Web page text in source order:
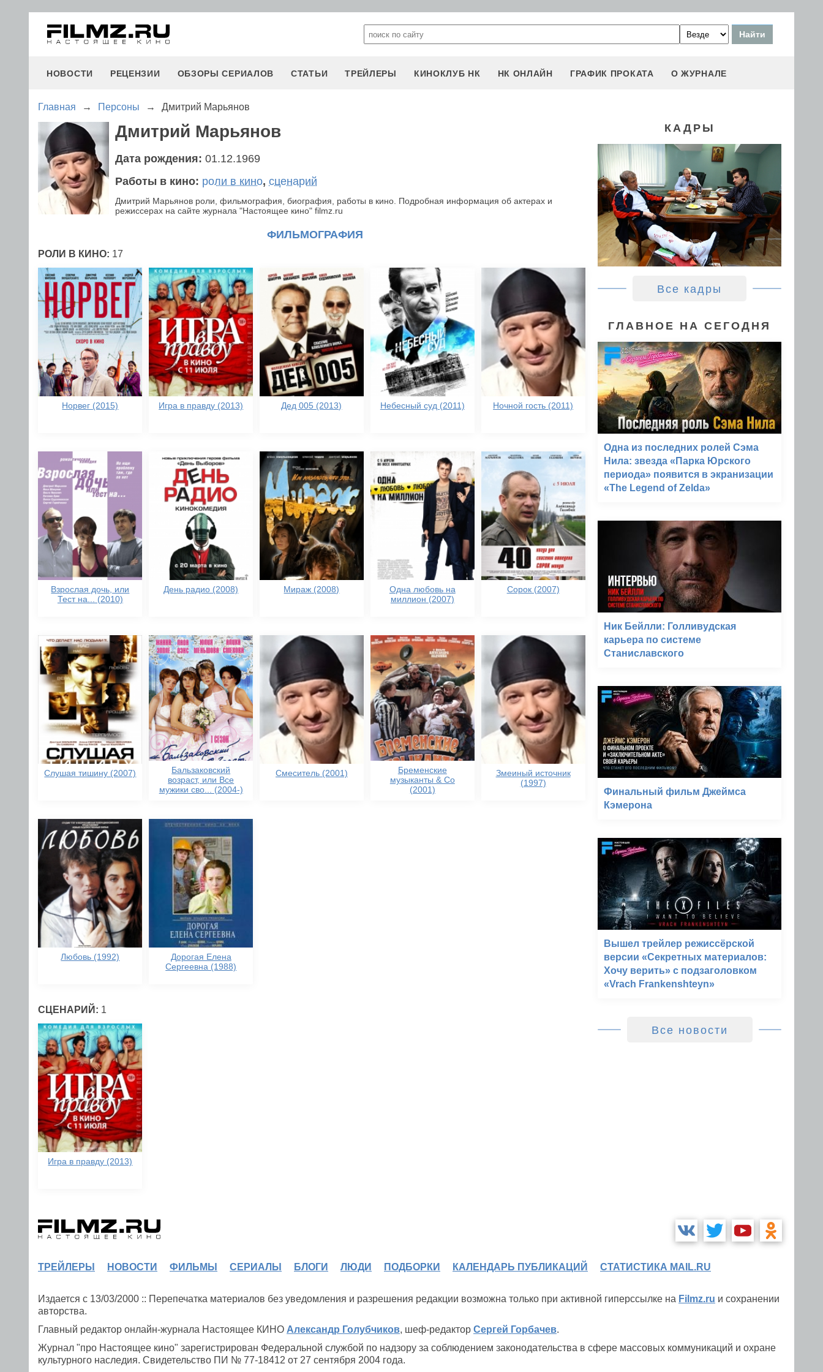
НОВОСТИ РЕЦЕНЗИИ ОБЗОРЫ СЕРИАЛОВ СТАТЬИ ТРЕЙЛЕРЫ КИНОКЛУБ НК НК ОНЛАЙН ГРАФИК ПРОКАТА О ЖУРНАЛЕ
Главная → Персоны → Дмитрий Марьянов
Дмитрий Марьянов
Дата рождения: 01.12.1969
Работы в кино: роли в кино, сценарий
Дмитрий Марьянов роли, фильмография, биография, работы в кино. Подробная информация об актерах и
режиссерах на сайте журнала "Настоящее кино" filmz.ru
ФИЛЬМОГРАФИЯ
РОЛИ В КИНО: 17
Норвег (2015) Игра в правду (2013) Дед 005 (2013) Небесный суд (2011) Ночной гость (2011)
Взрослая дочь, или
Тест на... (2010)
День радио (2008) Мираж (2008)
Одна любовь на
миллион (2007)
Сорок (2007)
Слушая тишину (2007)
Бальзаковский
возраст, или Все
мужики сво... (2004-)
Смеситель (2001)
Бременские
музыканты & Co
(2001)
Змеиный источник
(1997)
Любовь (1992)
Дорогая Елена
Сергеевна (1988)
СЦЕНАРИЙ: 1
Игра в правду (2013)
КАДРЫ
Все кадры
ГЛАВНОЕ НА СЕГОДНЯ
Одна из последних ролей Сэма
Нила: звезда «Парка Юрского
периода» появится в экранизации
«The Legend of Zelda»
Ник Бейлли: Голливудская
карьера по системе
Станиславского
Финальный фильм Джеймса
Кэмерона
Вышел трейлер режиссёрской
версии «Секретных материалов:
Хочу верить» с подзаголовком
«Vrach Frankenshteyn»
Все новости
ТРЕЙЛЕРЫ НОВОСТИ ФИЛЬМЫ СЕРИАЛЫ БЛОГИ ЛЮДИ ПОДБОРКИ КАЛЕНДАРЬ ПУБЛИКАЦИЙ СТАТИСТИКА MAIL.RU
Издается с 13/03/2000 :: Перепечатка материалов без уведомления и разрешения редакции возможна только при активной гиперссылке на Filmz.ru и сохранении
авторства.
Главный редактор онлайн-журнала Настоящее КИНО Александр Голубчиков, шеф-редактор Сергей Горбачев.
Журнал "про Настоящее кино" зарегистрирован Федеральной службой по надзору за соблюдением законодательства в сфере массовых коммуникаций и охране
культурного наследия. Свидетельство ПИ № 77-18412 от 27 сентября 2004 года.